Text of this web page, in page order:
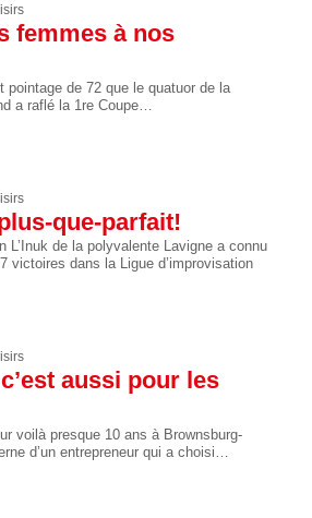
femmes à nos
pointage de 72 que le quatuor de la
a raflé la 1re Coupe…
que-parfait!
L’Inuk de la polyvalente Lavigne a connu
victoires dans la Ligue d’improvisation
aussi pour les
voilà presque 10 ans à Brownsburg-
d’un entrepreneur qui a choisi…